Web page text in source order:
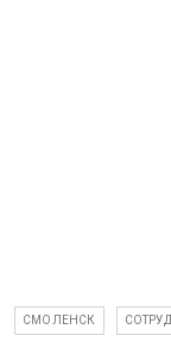
СМОЛЕНСК